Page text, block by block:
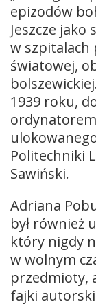
epizodów
Jeszcze
w szpitalach
światowej,
1939 roku,
Politechniki
Sawiński.
Adriana
był również
który nigdy
w wolnym
przedmioty,
fajki